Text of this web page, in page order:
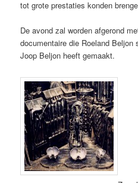
tot grote prestaties konden
De avond zal worden afgerond
documentaire die Roeland
Joop Beljon heeft gemaakt.